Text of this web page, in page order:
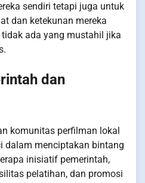
sendiri tetapi juga untuk
dan ketekunan mereka
ada yang mustahil jika
dan
komunitas perfilman lokal
dalam menciptakan bintang
inisiatif pemerintah,
pelatihan, dan promosi